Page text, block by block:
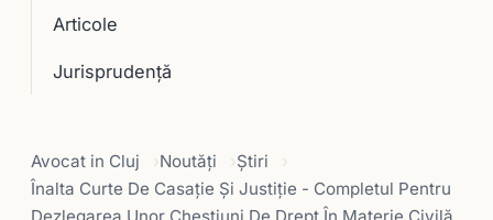
Articole
Jurisprudenţă
Avocat in Cluj Noutăți
Știri
Înalta Curte De Casaţie Şi Justiţie - Completul Pentru